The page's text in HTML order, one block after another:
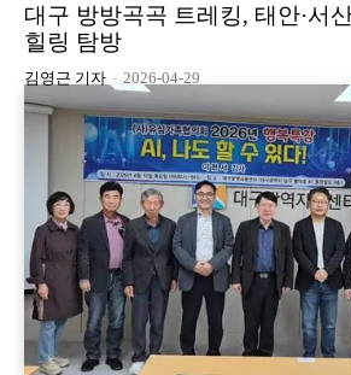
대구 방방곡곡 트레킹, 태안·서
힐링 탐방
김영근 기자 - 2026-04-29